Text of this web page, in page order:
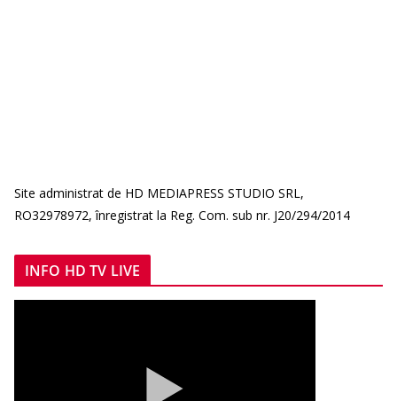
Site administrat de HD MEDIAPRESS STUDIO SRL,
RO32978972, înregistrat la Reg. Com. sub nr. J20/294/2014
INFO HD TV LIVE